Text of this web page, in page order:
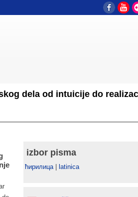
dela od intuicije do
izbor pisma
ћирилица| latinica